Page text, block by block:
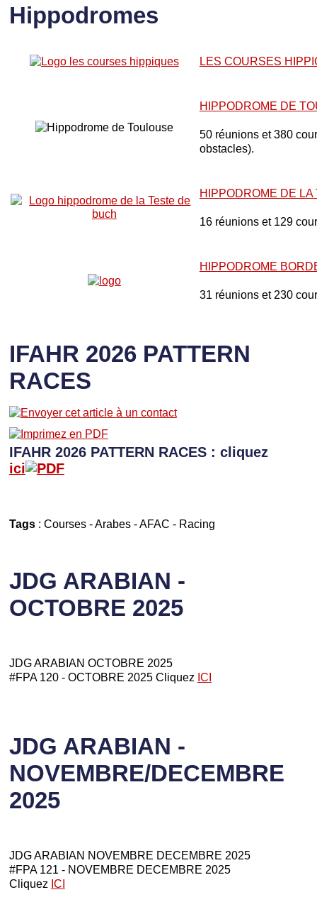
Hippodromes
LES COURSES
HIPPODROME DE
50 réunions et 380
obstacles).
HIPPODROME DE LA
16 réunions et 129
HIPPODROME
31 réunions et 230
IFAHR 2026 PATTERN
RACES
IFAHR 2026 PATTERN RACES : cliquez
ici
Tags: Courses-Arabes-AFAC - Racing
JDG ARABIAN -
OCTOBRE 2025
JDG ARABIAN OCTOBRE 2025
#FPA 120 - OCTOBRE 2025 Cliquez ICI
JDG ARABIAN -
NOVEMBRE/DECEMBRE
2025
JDG ARABIAN NOVEMBRE DECEMBRE 2025
#FPA 121 - NOVEMBRE DECEMBRE 2025
Cliquez ICI